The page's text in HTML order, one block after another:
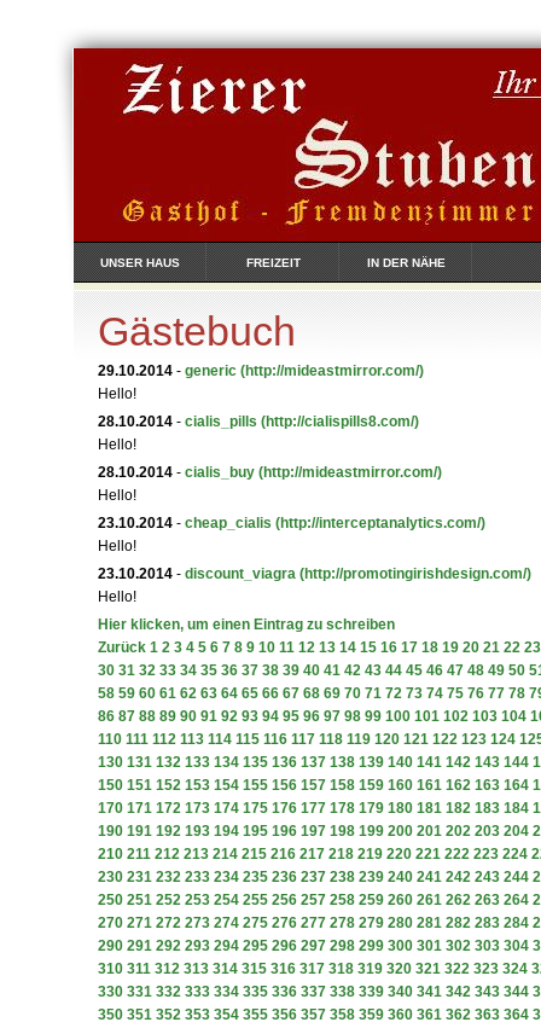
UNSER HAUS FREIZEIT IN DER NÄHE
Gästebuch
29.10.2014 - generic (http://mideastmirror.com/)
Hello!
28.10.2014 - cialis_pills (http://cialispills8.com/)
Hello!
28.10.2014 - cialis_buy (http://mideastmirror.com/)
Hello!
23.10.2014 - cheap_cialis (http://interceptanalytics.com/)
Hello!
23.10.2014 - discount_viagra (http://promotingirishdesign.com/)
Hello!
Hier klicken, um einen Eintrag zu schreiben
Zurück 1 2 3 4 5 6 7 8 9 10 11 12 13 14 15 16 17 18 19 20 21 22 23
30 31 32 33 34 35 36 37 38 39 40 41 42 43 44 45 46 47 48 49 50
58 59 60 61 62 63 64 65 66 67 68 69 70 71 72 73 74 75 76 77 78
86 87 88 89 90 91 92 93 94 95 96 97 98 99 100 101 102 103 104
110 111 112 113 114 115 116 117 118 119 120 121 122 123 124
130 131 132 133 134 135 136 137 138 139 140 141 142 143 144
150 151 152 153 154 155 156 157 158 159 160 161 162 163 164
170 171 172 173 174 175 176 177 178 179 180 181 182 183 184
190 191 192 193 194 195 196 197 198 199 200 201 202 203 204
210 211 212 213 214 215 216 217 218 219 220 221 222 223 224
230 231 232 233 234 235 236 237 238 239 240 241 242 243 244
250 251 252 253 254 255 256 257 258 259 260 261 262 263 264
270 271 272 273 274 275 276 277 278 279 280 281 282 283 284
290 291 292 293 294 295 296 297 298 299 300 301 302 303 304
310 311 312 313 314 315 316 317 318 319 320 321 322 323 324
330 331 332 333 334 335 336 337 338 339 340 341 342 343 344
350 351 352 353 354 355 356 357 358 359 360 361 362 363 364